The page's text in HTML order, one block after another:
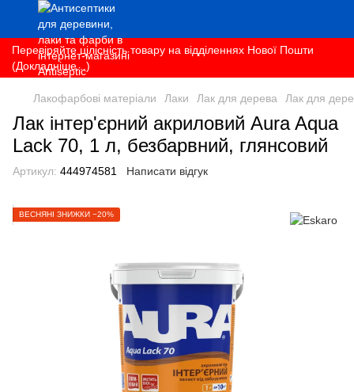
Перевіряйте цілісність товару на відділеннях Нової Пошти
(Докладніше...)
Лакофарбові матеріали Лаки Лак для дерева Лак для
Лак інтер'єрний акриловий Aura Aqua
Lack 70, 1 л, безбарвний, глянсовий
Артикул: 444974581 Написати відгук
ВЕСНЯНІ ЗНИЖКИ −20%